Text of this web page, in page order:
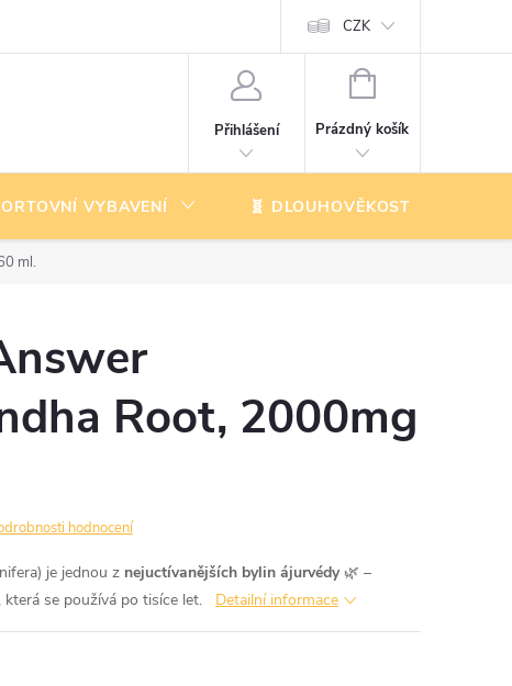
CZK
Přihlášení
NÁKUPNÍ
Prázdný košík
VYBAVENÍ 🧬 DLOUHOVĚKOST
ml.
Root, 2000mg
hodnocení
je jednou z nejuctívanějších bylin ájurvédy🌿 –
se používá po tisíce let.
Detailní informace